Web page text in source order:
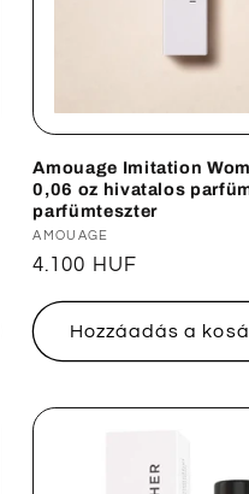
Amouage Imitation
0,06 oz hivatalos
parfümteszter
Forgalmazó:
AMOUAGE
Normál
4.100 HUF
Hozzáadás a